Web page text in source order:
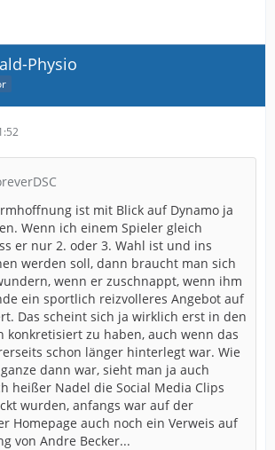
Physio
ist mit Blick auf Dynamo ja
Wenn ich einem Spieler gleich
er nur 2. oder 3. Wahl ist und ins
werden soll, dann braucht man sich
wenn er zuschnappt, wenn ihm
ein sportlich reizvolleres Angebot auf
Das scheint sich ja wirklich erst in den
konkretisiert zu haben, auch wenn das
schon länger hinterlegt war. Wie
dann war, sieht man ja auch
heißer Nadel die Social Media Clips
wurden, anfangs war auf der
Homepage auch noch ein Verweis auf
von Andre Becker...